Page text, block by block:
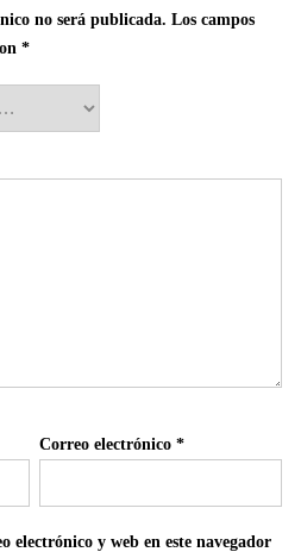
no será publicada. Los campos
*
Correo electrónico*
electrónico y web en este navegador